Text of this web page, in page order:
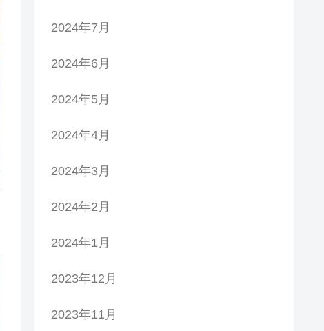
2024年7月
2024年6月
2024年5月
2024年4月
2024年3月
2024年2月
2024年1月
2023年12月
2023年11月